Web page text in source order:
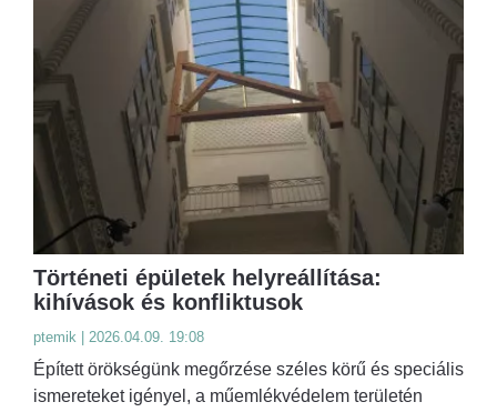
Történeti épületek helyreállítása:
kihívások és konfliktusok
ptemik | 2026.04.09. 19:08
Épített örökségünk megőrzése széles körű és speciális
ismereteket igényel, a műemlékvédelem területén